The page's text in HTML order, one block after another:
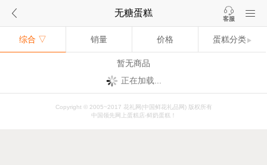
无糖蛋糕
客服
综合 ▽ 销量 价格 蛋糕分类
暂无商品
正在加载...
Copyright © 2005~2017 花礼网(中国鲜花礼品网) 版权所有
中国领先网上蛋糕店-鲜奶蛋糕！